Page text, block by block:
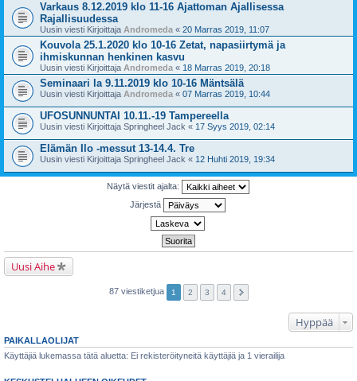
Varkaus 8.12.2019 klo 11-16 Ajattoman Ajallisessa
Rajallisuudessa
Uusin viesti Kirjoittaja Andromeda « 20 Marras 2019, 11:07
Kouvola 25.1.2020 klo 10-16 Zetat, napasiirtymä ja
ihmiskunnan henkinen kasvu
Uusin viesti Kirjoittaja Andromeda « 18 Marras 2019, 20:18
Seminaari la 9.11.2019 klo 10-16 Mäntsälä
Uusin viesti Kirjoittaja Andromeda « 07 Marras 2019, 10:44
UFOSUNNUNTAI 10.11.-19 Tampereella
Uusin viesti Kirjoittaja Springheel Jack « 17 Syys 2019, 02:14
Elämän Ilo -messut 13-14.4. Tre
Uusin viesti Kirjoittaja Springheel Jack « 12 Huhti 2019, 19:34
Näytä viestit ajalta:
Järjestä
Uusi Aihe
87 viestiketjua 1 2 3 4
Hyppää
PAIKALLAOLIJAT
Käyttäjiä lukemassa tätä aluetta: Ei rekisteröityneitä käyttäjiä ja 1 vierailija